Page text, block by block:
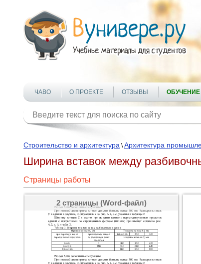
ЧАВО О ПРОЕКТЕ ОТЗЫВЫ ОБУЧЕНИЕ
Строительство и архитектура \Архитектура
Ширина вставок между
Страницы работы
2 страницы (Word-файл)